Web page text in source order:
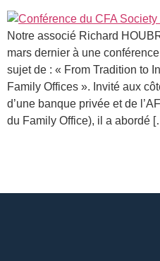
Notre associé Richard
mars dernier à une
sujet de : « From Tradition to
Family Offices ». Invité aux
d’une banque privée et de
du Family Office), il a abordé